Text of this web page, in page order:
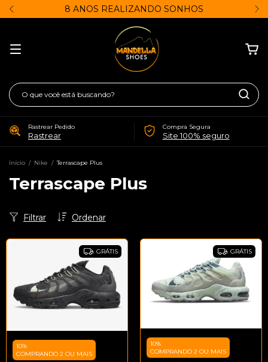
8 ANOS REALIZANDO SONHOS
Rastrear Pedido
Rastrear
Compra Segura
Site 100% seguro
Início / Nike / Terrascape Plus
Terrascape Plus
Ordenar
Filtrar
GRÁTIS
10%
COMPRANDO 2 OU MAIS
GRÁTIS
10%
COMPRANDO 2 OU MAIS